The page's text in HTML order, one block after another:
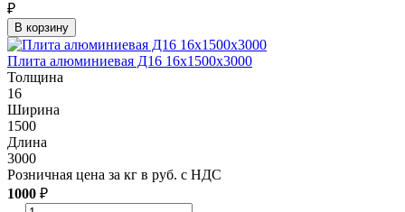
₽
В корзину
Плита алюминиевая Д16 16х1500х3000
Толщина
16
Ширина
1500
Длина
3000
Розничная цена за кг в руб. с НДС
1000 ₽